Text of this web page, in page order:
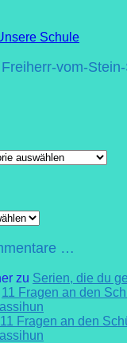
Schule
vom-
…
zu Serien, die du
11 Fragen an den
11 Fragen an den